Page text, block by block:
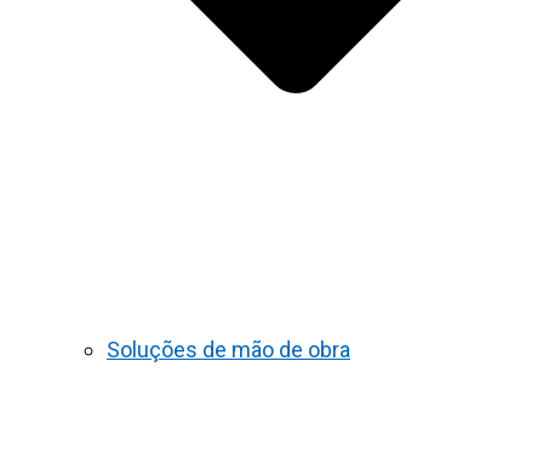
Soluções de mão de obra